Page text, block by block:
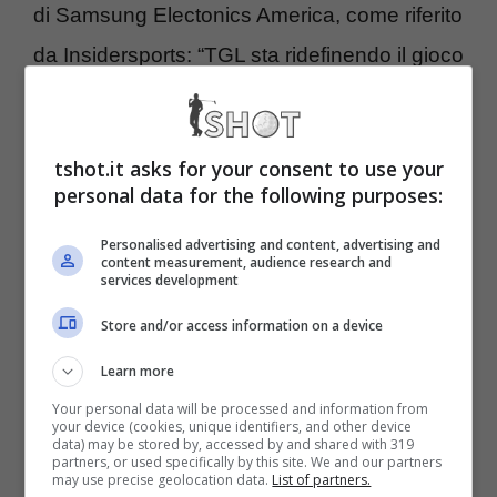
di Samsung Electonics America, come riferito
da Insidersports: “TGL sta ridefinendo il gioco
del golf combinando intrattenimento ad alta
energia con tecnologia all’avanguardia per
avvicinare i tifosi all’azione, dallo schermo al
green”.
TGL e Samsung insieme:
esulta Tiger Woods per le
novità incredibili
Prosegue Phelps: “I display di Samsung
tshot.it asks for your consent to use your
personal data for the following purposes:
Personalised advertising and content, advertising and
content measurement, audience research and
services development
Store and/or access information on a device
Learn more
Your personal data will be processed and information from
your device (cookies, unique identifiers, and other device
data) may be stored by, accessed by and shared with 319
partners, or used specifically by this site. We and our partners
may use precise geolocation data. List of partners.